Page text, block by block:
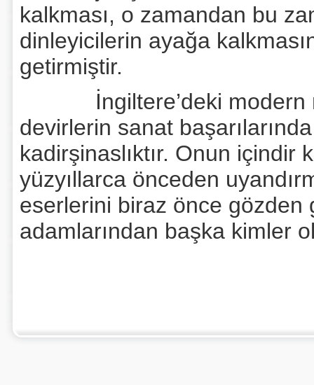
kalkması, o zamandan bu
dinleyicilerin ayağa
getirmiştir.
İngiltere’deki modern
devirlerin sanat
kadirşinaslıktır. Onun içindir
yüzyıllarca önceden
eserlerini biraz önce gözden
adamlarından başka kimler